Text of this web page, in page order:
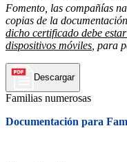
Fomento, las compañías
copias de la
dicho certificado debe
dispositivos móviles, para
Descargar
Familias numerosas
Documentación para